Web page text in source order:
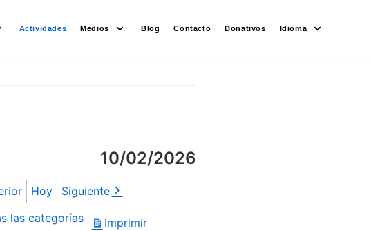
Actividades Medios Blog Contacto Donativos Idioma
10/02/2026
Hoy
Siguiente
las categorías Imprimir